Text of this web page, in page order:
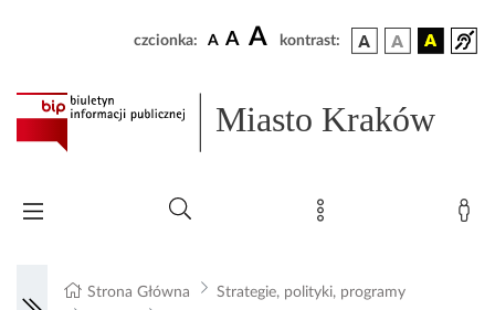
czcionka: A A A kontrast:
Miasto Kraków
Strona Główna
Strategie, polityki, programy